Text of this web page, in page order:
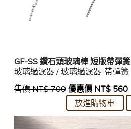
GF-SS 鑽石頭玻璃棒 短版帶彈簧
玻璃過濾器 / 玻璃過濾器-帶彈簧
售價 NT$ 700 優惠價 NT$ 560